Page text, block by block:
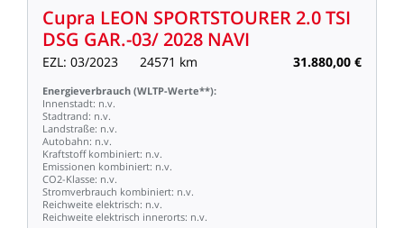
Cupra LEON SPORTSTOURER2.0TSI
DSG GAR.-03/2028 NAVI
EZL: 03/2023 24571 km 31.880,00 €
Energieverbrauch (WLTP-Werte**):
Innenstadt: n.v.
Stadtrand: n.v.
Landstraße: n.v.
Autobahn: n.v.
Kraftstoff kombiniert: n.v.
Emissionen kombiniert: n.v.
CO2-Klasse: n.v.
Stromverbrauch kombiniert: n.v.
Reichweite elektrisch: n.v.
Reichweite elektrisch innerorts: n.v.